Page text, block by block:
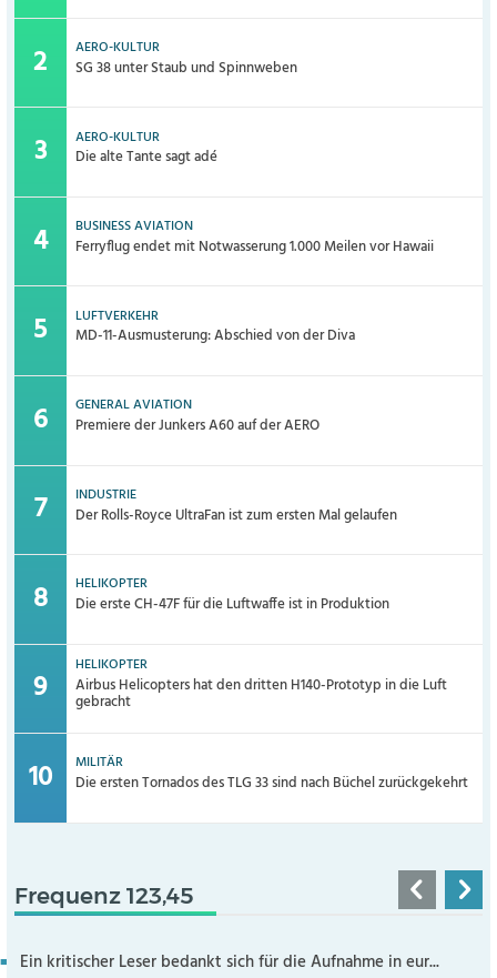
AERO-KULTUR
SG 38 unter Staub und Spinnweben
AERO-KULTUR
Die alte Tante sagt adé
BUSINESS AVIATION
Ferryflug endet mit Notwasserung 1.000 Meilen vor Hawaii
LUFTVERKEHR
MD-11-Ausmusterung: Abschied von der Diva
GENERAL AVIATION
Premiere der Junkers A60 auf der AERO
INDUSTRIE
Der Rolls-Royce UltraFan ist zum ersten Mal gelaufen
HELIKOPTER
Die erste CH-47F für die Luftwaffe ist in Produktion
HELIKOPTER
Airbus Helicopters hat den dritten H140-Prototyp in die Luft
gebracht
MILITÄR
Die ersten Tornados des TLG 33 sind nach Büchel zurückgekehrt
Frequenz 123,45
Ein kritischer Leser bedankt sich für die Aufnahme in eur...